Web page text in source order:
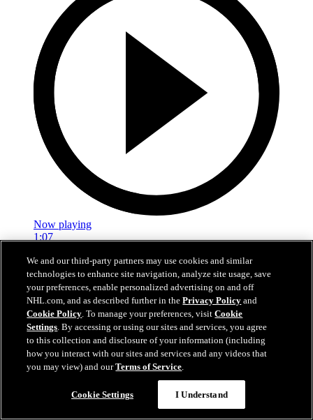
Now playing
1:07
Hutson tranche le débat avec un laser
TBL@MTL: Hutson décoche un boulet de canon en prolongation
25 avr. 2026
We and our third-party partners may use cookies and similar
technologies to enhance site navigation, analyze site usage, save
your preferences, enable personalized advertising on and off
NHL.com, and as described further in thePrivacy Policy and
Cookie Policy. To manage your preferences, visitCookie
Settings. By accessing or using our sites and services, you agree
to this collection and disclosure of your information (including
how you interact with our sites and services and any videos that
you may view) and ourTerms of Service.
Cookie Settings I Understand